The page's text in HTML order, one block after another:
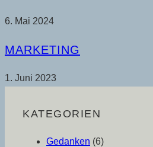
6. Mai 2024
MARKETING
1. Juni 2023
KATEGORIEN
Gedanken (6)